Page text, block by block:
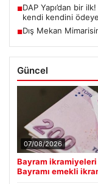
■DAP Yapı’dan bir
kendi kendini
■Dış Mekan
Güncel
07/08/2026
Bayram
Bayramı emekli